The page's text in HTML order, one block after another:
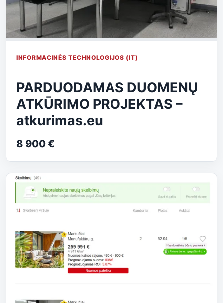
INFORMACINĖS TECHNOLOGIJOS (IT)
PARDUODAMAS DUOMENŲ
ATKŪRIMO PROJEKTAS –
atkurimas.eu
8 900 €